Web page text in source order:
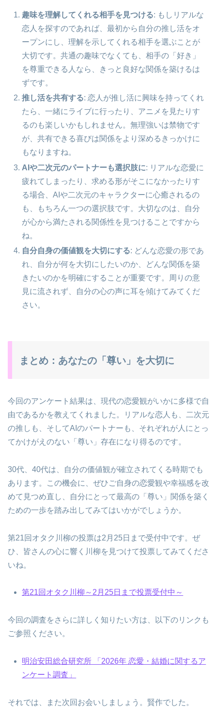
趣味を理解してくれる相手を見つける: もしリアルな
恋人を探すのであれば、最初から自分の推し活をオ
ープンにし、理解を示してくれる相手を選ぶことが
大切です。共通の趣味でなくても、相手の「好き」
を尊重できる人なら、きっと良好な関係を築けるは
ずです。
推し活を共有する: 恋人が推し活に興味を持ってくれ
たら、一緒にライブに行ったり、アニメを見たりす
るのも楽しいかもしれません。無理強いは禁物です
が、共有できる喜びは関係をより深めるきっかけに
もなりますね。
AIや二次元のパートナーも選択肢に: リアルな恋愛に
疲れてしまったり、求める形がそこになかったりす
る場合、AIや二次元のキャラクターに心癒されるの
も、もちろん一つの選択肢です。大切なのは、自分
が心から満たされる関係性を見つけることですから
ね。
自分自身の価値観を大切にする: どんな恋愛の形であ
れ、自分が何を大切にしたいのか、どんな関係を築
きたいのかを明確にすることが重要です。周りの意
見に流されず、自分の心の声に耳を傾けてみてくだ
さい。
まとめ：あなたの「尊い」を大切に
今回のアンケート結果は、現代の恋愛観がいかに多様で自
由であるかを教えてくれました。リアルな恋人も、二次元
の推しも、そしてAIのパートナーも、それぞれが人にとっ
てかけがえのない「尊い」存在になり得るのです。
30代、40代は、自分の価値観が確立されてくる時期でも
あります。この機会に、ぜひご自身の恋愛観や幸福感を改
めて見つめ直し、自分にとって最高の「尊い」関係を築く
ための一歩を踏み出してみてはいかがでしょうか。
第21回オタク川柳の投票は2月25日まで受付中です。ぜ
ひ、皆さんの心に響く川柳を見つけて投票してみてくださ
いね。
第21回オタク川柳～2月25日まで投票受付中～
今回の調査をさらに詳しく知りたい方は、以下のリンクも
ご参照ください。
明治安田総合研究所 「2026年 恋愛・結婚に関するア
ンケート調査」
それでは、また次回お会いしましょう。賢作でした。